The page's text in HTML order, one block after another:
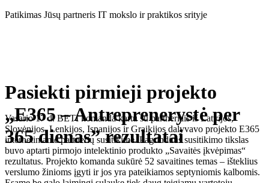
Eiti
Patikimas Jūsų partneris IT mokslo ir praktikos srityje
Pasiekti pirmieji projekto
„E365 – Antreprenerystė per
365 dienas” rezultatai
Vasario 17 d. BETI komanda kartu su partneriais iš Latvijos,
Slovėnijos, Lenkijos, Ispanijos ir Graikijos dalyvavo projekto E365
internetiniame partnerių susitikime. Pagrindinis susitikimo tikslas
buvo aptarti pirmojo intelektinio produkto „Savaitės įkvėpimas“
rezultatus. Projekto komanda sukūrė 52 savaitines temas – išteklius
verslumo žinioms įgyti ir jos yra pateikiamos septyniomis kalbomis.